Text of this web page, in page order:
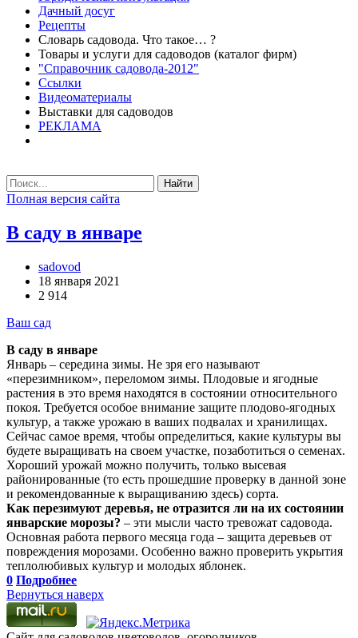
Дачный досуг
Рецепты
Словарь садовода. Что такое… ?
Товары и услуги для садоводов (каталог фирм)
"Справочник садовода-2012"
Ссылки
Видеоматериалы
Выставки для садоводов
РЕКЛАМА
Найти
Полная версия сайта
В саду в январе
sadovod
18 января 2021
2 914
Ваш сад
В саду в январе
Январь – середина зимы. Не зря его называют
«перезимником», переломом зимы. Плодовые и ягодные
растения в это время находятся в состоянии относительного
покоя. Требуется особое внимание защите плодово-ягодных
культур, а также урожаю в ваших подвалах и хранилищах.
Сейчас самое время, чтобы определиться, какие культуры вы
будете выращивать на своем участке, позаботиться о семенах.
Хороший урожай можно получить, только высевая
районированные (то есть прошедшие проверку в данной зоне
и рекомендованные к выращиванию здесь) сорта.
Как перезимуют деревья, не отразится ли на их состоянии
январские морозы? – эти мысли часто тревожат садовода.
Основная работа первого месяца года – защита деревьев от
повреждения морозами. Особенно важно проверить укрытия
теплолюбивых культур и молодых яблонек.
0 Подробнее
Вернуться наверх